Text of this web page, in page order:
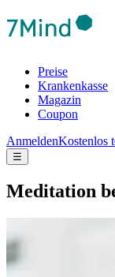
Preise
Krankenkasse
Magazin
Coupon
AnmeldenKostenlos
☰
Medi­ta­tion